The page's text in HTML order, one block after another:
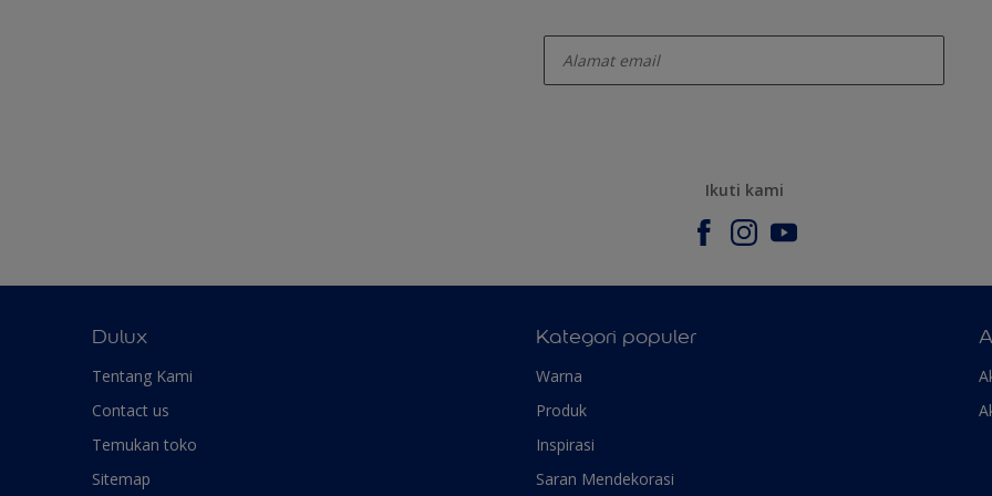
Ikuti kami
Dulux
Tentang Kami
Contact us
Temukan toko
Sitemap
Kategori populer
Warna
Produk
Inspirasi
Saran Mendekorasi